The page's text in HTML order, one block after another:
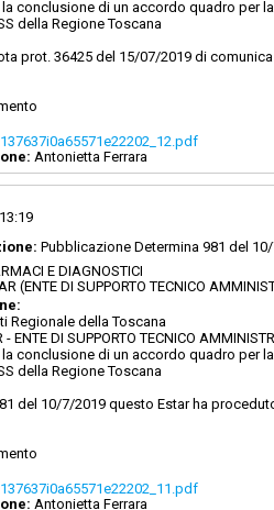
la conclusione di un accordo quadro per
della Regione Toscana
prot. 36425 del 15/07/2019 di
Antonietta Ferrara
Pubblicazione Determina 981 del
E DIAGNOSTICI
(ENTE DI SUPPORTO TECNICO
Regionale della Toscana
DI SUPPORTO TECNICO
la conclusione di un accordo quadro per
della Regione Toscana
del 10/7/2019 questo Estar ha
Antonietta Ferrara